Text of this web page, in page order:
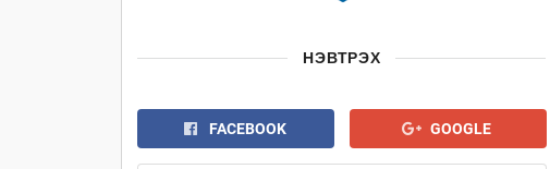
НЭВТРЭХ
FACEBOOK GOOGLE